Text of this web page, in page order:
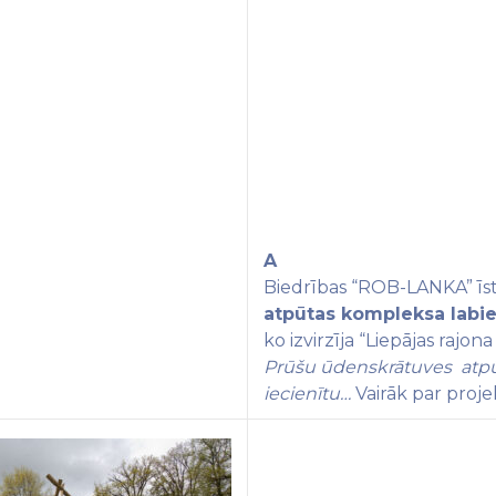
A
Biedrības “ROB-LANKA”
atpūtas kompleksa
ko izvirzīja “Liepājas
Prūšu ūdenskrātuves
iecienītu… Vairāk par